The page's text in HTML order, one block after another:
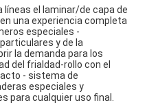
líneas el laminar/de capa de
una experiencia completa
especiales -
y de la
la demanda para los
del frialdad-rollo con el
- sistema de
especiales y
para cualquier uso final.